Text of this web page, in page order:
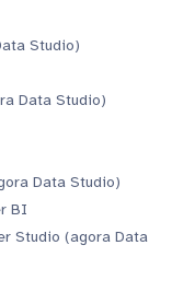
Studio)
Data Studio)
Data Studio)
BI
Studio (agora Data